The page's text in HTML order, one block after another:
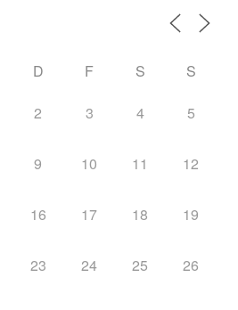
D F S S
2 3 4 5
9 10 11 12
16 17 18 19
23 24 25 26